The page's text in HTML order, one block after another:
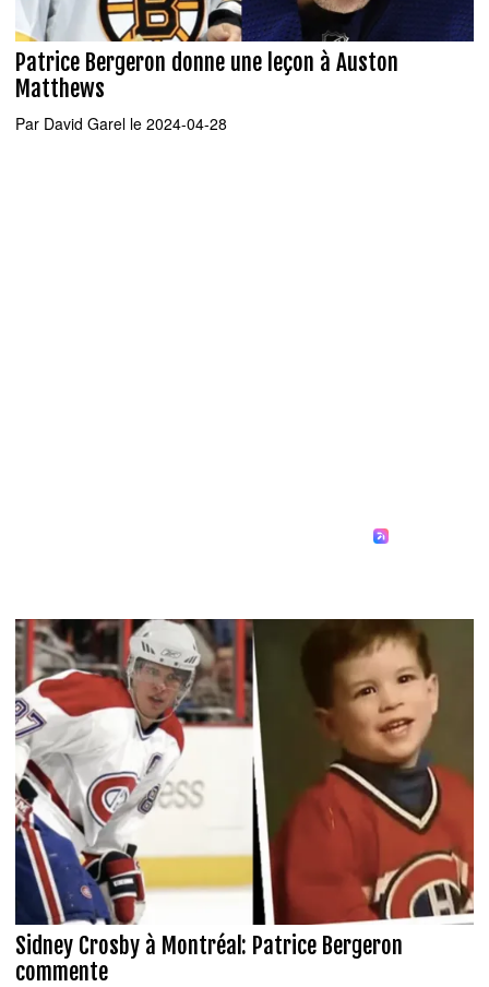
Patrice Bergeron donne une leçon à Auston
Matthews
Par David Garel le 2024-04-28
Sidney Crosby à Montréal: Patrice Bergeron
commente